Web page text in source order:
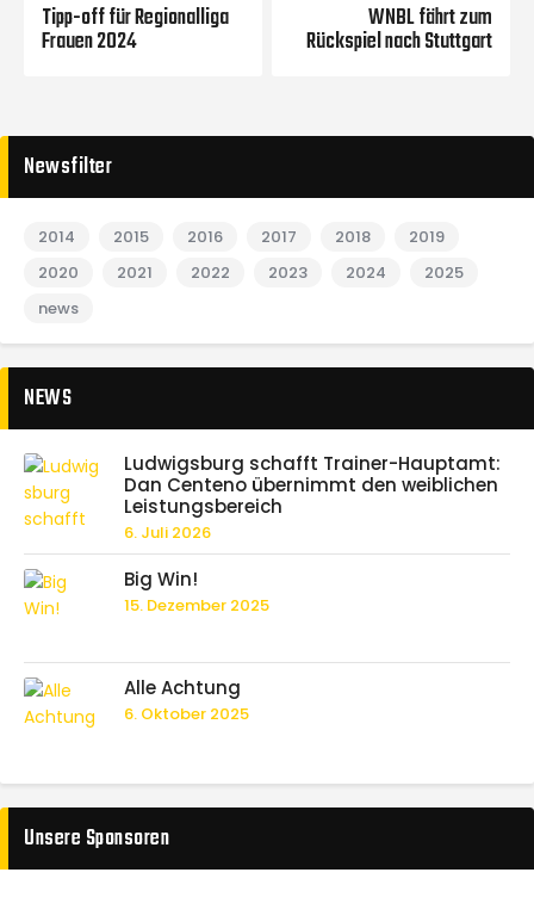
Tipp-off für Regionalliga
Frauen 2024
WNBL fährt zum
Rückspiel nach Stuttgart
Newsfilter
2014 2015 2016 2017 2018
2019
2020
2021 2022 2023 2024
2025
news
NEWS
Ludwigsburg schafft Trainer-Hauptamt:
Dan Centeno übernimmt den weiblichen
Leistungsbereich
6. Juli 2026
Big Win!
15. Dezember 2025
Alle Achtung
6. Oktober 2025
Unsere Sponsoren